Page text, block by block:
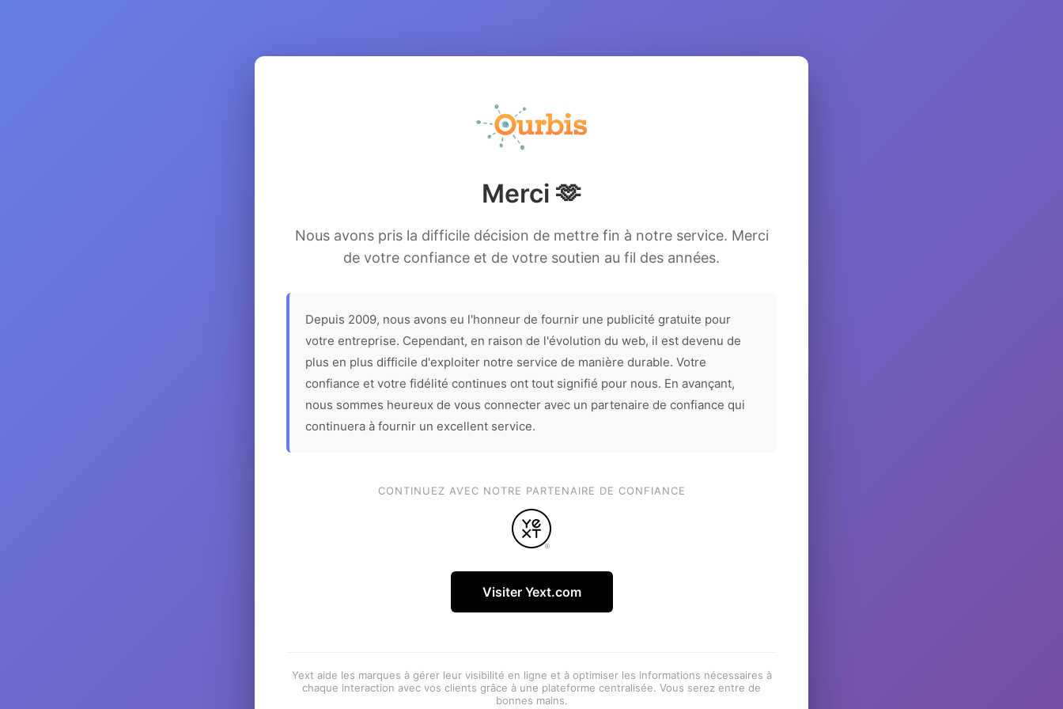
Merci 🫶
Nous avons pris la difficile décision de mettre fin à notre service. Merci
de votre confiance et de votre soutien au fil des années.
Depuis 2009, nous avons eu l'honneur de fournir une publicité gratuite pour
votre entreprise. Cependant, en raison de l'évolution du web, il est devenu de
plus en plus difficile d'exploiter notre service de manière durable. Votre
confiance et votre fidélité continues ont tout signifié pour nous. En avançant,
nous sommes heureux de vous connecter avec un partenaire de confiance qui
continuera à fournir un excellent service.
CONTINUEZ AVEC NOTRE PARTENAIRE DE CONFIANCE
Visiter Yext.com
Yext aide les marques à gérer leur visibilité en ligne et à optimiser les informations nécessaires à
chaque interaction avec vos clients grâce à une plateforme centralisée. Vous serez entre de
bonnes mains.